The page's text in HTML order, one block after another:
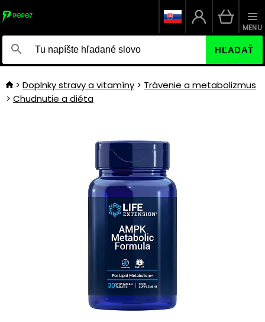
HĽADAŤ
MENU
Doplnky stravy a vitamíny
Trávenie a metabolizmus
Chudnutie a diéta